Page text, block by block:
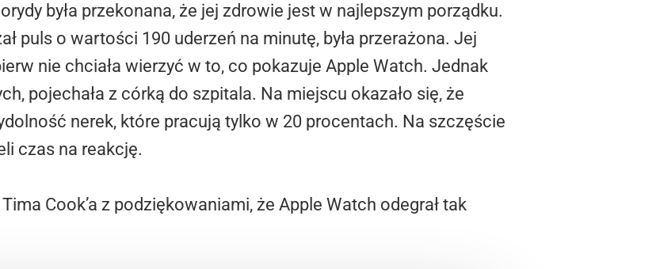
była przekonana, że jej zdrowie jest w najlepszym porządku.
puls o wartości 190 uderzeń na minutę, była przerażona. Jej
nie chciała wierzyć w to, co pokazuje Apple Watch. Jednak
pojechała z córką do szpitala. Na miejscu okazało się, że
nerek, które pracują tylko w 20 procentach. Na szczęście
czas na reakcję.
Cook’a z podziękowaniami, że Apple Watch odegrał tak